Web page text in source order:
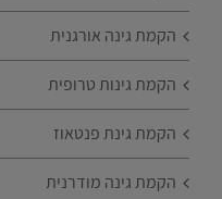
הקמת גינה אורגנית
הקמת גינות טרופית
הקמת גינת פנטאוז
הקמת גינה מודרנית